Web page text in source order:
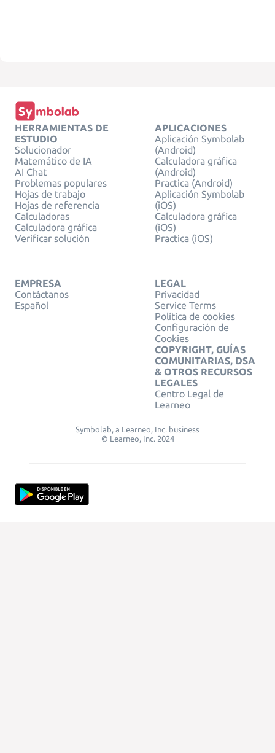
HERRAMIENTAS DE
ESTUDIO
Solucionador
Matemático de IA
AI Chat
Problemas populares
Hojas de trabajo
Hojas de referencia
Calculadoras
Calculadora gráfica
Verificar solución
APLICACIONES
Aplicación Symbolab
(Android)
Calculadora gráfica
(Android)
Practica (Android)
Aplicación Symbolab
(iOS)
Calculadora gráfica
(iOS)
Practica (iOS)
EMPRESA
Contáctanos
Español
LEGAL
Privacidad
Service Terms
Política de cookies
Configuración de
Cookies
COPYRIGHT, GUÍAS
COMUNITARIAS, DSA
& OTROS RECURSOS
LEGALES
Centro Legal de
Learneo
Symbolab, a Learneo, Inc. business
© Learneo, Inc. 2024